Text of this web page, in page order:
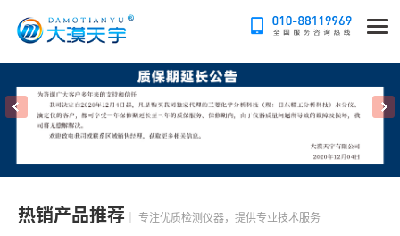
热销产品推荐 ｜ 专注优质检测仪器，提供专业技术服务